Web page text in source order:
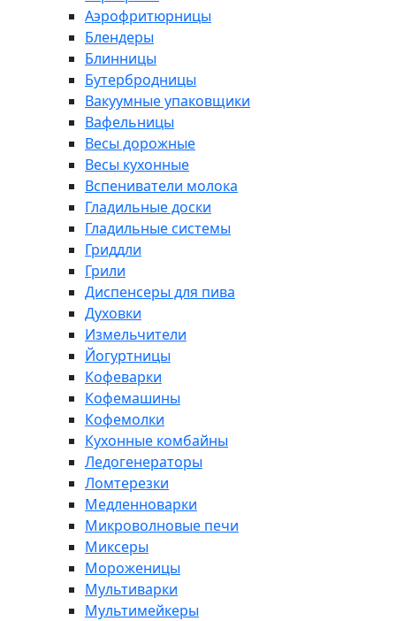
Аэрофритюрницы
Блендеры
Блинницы
Бутербродницы
Вакуумные упаковщики
Вафельницы
Весы дорожные
Весы кухонные
Вспениватели молока
Гладильные доски
Гладильные системы
Гриддли
Грили
Диспенсеры для пива
Духовки
Измельчители
Йогуртницы
Кофеварки
Кофемашины
Кофемолки
Кухонные комбайны
Ледогенераторы
Ломтерезки
Медленноварки
Микроволновые печи
Миксеры
Мороженицы
Мультиварки
Мультимейкеры